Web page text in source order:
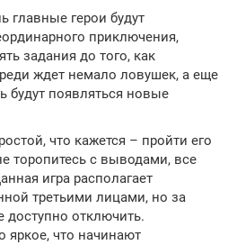
главные герои будут
приключения,
задания до того, как
ждет немало ловушек, а еще
будут появляться новые
что кажется – пройти его
торопитесь с выводами, все
игра располагает
третьими лицами, но за
доступно отключить.
яркое, что начинают